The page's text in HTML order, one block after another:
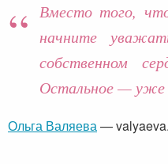
Вместо того,
начните
собственном
Остальное — уже
Ольга Валяева—